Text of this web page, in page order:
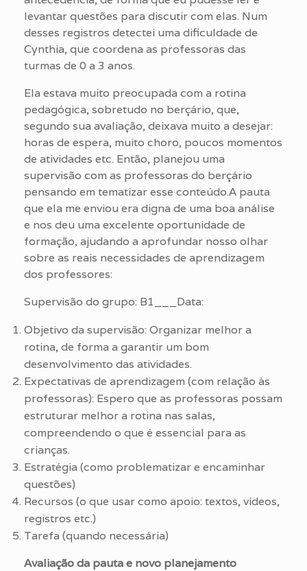
levantar questões para discutir com elas. Num
desses registros detectei uma dificuldade de
Cynthia, que coordena as professoras das
turmas de 0 a 3 anos.
Ela estava muito preocupada com a rotina
pedagógica, sobretudo no berçário, que,
segundo sua avaliação, deixava muito a desejar:
horas de espera, muito choro, poucos momentos
de atividades etc. Então, planejou uma
supervisão com as professoras do berçário
pensando em tematizar esse conteúdo.A pauta
que ela me enviou era digna de uma boa análise
e nos deu uma excelente oportunidade de
formação, ajudando a aprofundar nosso olhar
sobre as reais necessidades de aprendizagem
dos professores:
Supervisão do grupo: B1___Data:
Objetivo da supervisão: Organizar melhor a
rotina, de forma a garantir um bom
desenvolvimento das atividades.
Expectativas de aprendizagem (com relação às
professoras): Espero que as professoras possam
estruturar melhor a rotina nas salas,
compreendendo o que é essencial para as
crianças.
Estratégia (como problematizar e encaminhar
questões)
Recursos (o que usar como apoio: textos, vídeos,
registros etc.)
Tarefa (quando necessária)
Avaliação da pauta e novo planejamento